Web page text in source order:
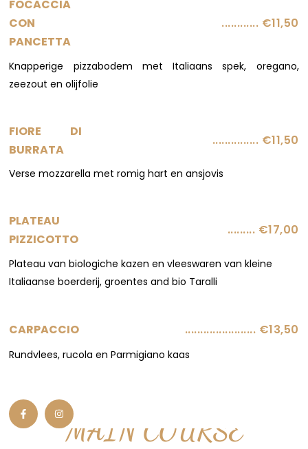
FOCACCIA
CON
PANCETTA
............ €11,50
Knapperige pizzabodem met Italiaans spek, oregano,
zeezout en olijfolie
FIORE DI
BURRATA
............... €11,50
Verse mozzarella met romig hart en ansjovis
PLATEAU
PIZZICOTTO
......... €17,00
Plateau van biologiche kazen en vleeswaren van kleine
Italiaanse boerderij, groentes and bio Taralli
CARPACCIO ....................... €13,50
Rundvlees, rucola en Parmigiano kaas
MAIN COURSE